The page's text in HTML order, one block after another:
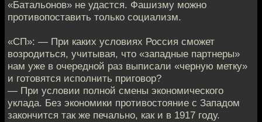
«Батальонов» не удастся. Фашизму можно
противопоставить только социализм.
«СП»: — При каких условиях Россия сможет
возродиться, учитывая, что «западные партнеры»
нам уже в очередной раз выписали «черную метку»
и готовятся исполнить приговор?
— При условии полной смены экономического
уклада. Без экономики противостояние с Западом
закончится так же печально, как и в 1917 году.